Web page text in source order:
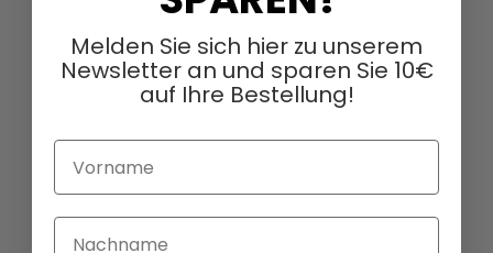
Melden Sie sich hier zu unserem
Newsletter an und sparen Sie 10€
auf Ihre Bestellung!
Vorname
Nachname